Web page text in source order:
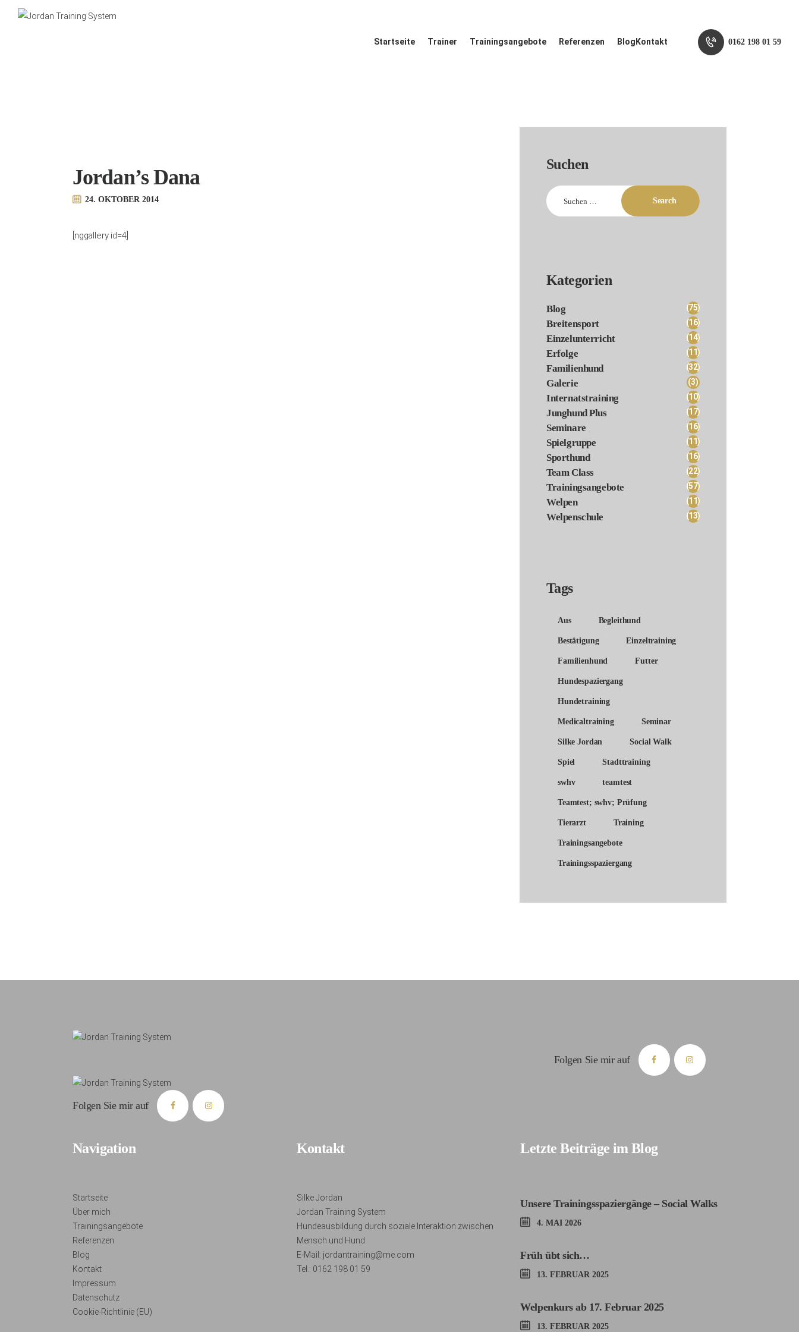
Startseite Trainer Trainingsangebote Referenzen Blog Kontakt 0162 198 01 59
Jordan’s Dana
24. OKTOBER 2014
[nggallery id=4]
Suchen
Suchen
nach:
Kategorien
Blog (75)
Breitensport (16)
Einzelunterricht (14)
Erfolge (11)
Familienhund (32)
Galerie (3)
Internatstraining (10)
Junghund Plus (17)
Seminare (16)
Spielgruppe (11)
Sporthund (16)
Team Class (22)
Trainingsangebote (57)
Welpen (11)
Welpenschule (13)
Tags
Aus Begleithund
Bestätigung Einzeltraining
Familienhund Futter
Hundespaziergang
Hundetraining
Medicaltraining Seminar
Silke Jordan Social Walk
Spiel Stadttraining
swhv teamtest
Teamtest; swhv; Prüfung
Tierarzt Training
Trainingsangebote
Trainingsspaziergang
Folgen Sie mir auf
Folgen Sie mir auf
Navigation
Startseite
Über mich
Trainingsangebote
Referenzen
Blog
Kontakt
Impressum
Datenschutz
Cookie-Richtlinie (EU)
Kontakt
Silke Jordan
Jordan Training System
Hundeausbildung durch soziale Interaktion zwischen
Mensch und Hund
E-Mail: jordantraining@me.com
Tel.: 0162 198 01 59
Letzte Beiträge im Blog
Unsere Trainingsspaziergänge – Social Walks
4. MAI 2026
Früh übt sich…
13. FEBRUAR 2025
Welpenkurs ab 17. Februar 2025
13. FEBRUAR 2025